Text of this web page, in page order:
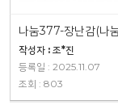
나눔377-장난감(나
작성자 : 조*진
등록일 : 2025.11.07
조회 : 803